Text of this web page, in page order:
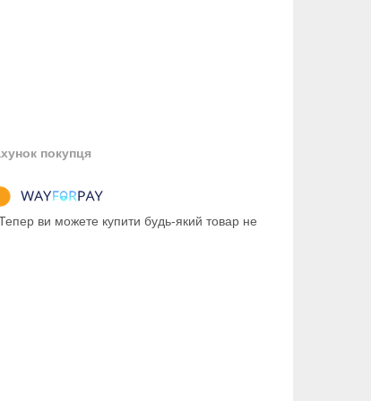
покупця
ви можете купити будь-який товар не